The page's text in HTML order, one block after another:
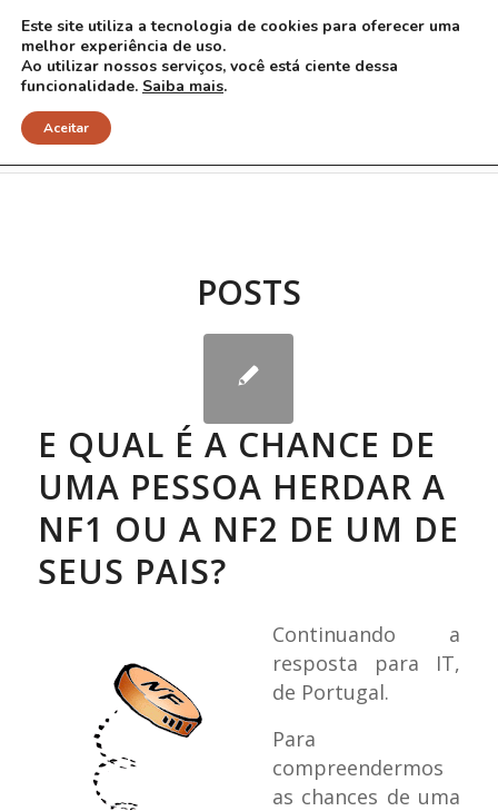
Arquivo para Tag: forma completa
POSTS
E QUAL É A CHANCE DE
UMA PESSOA HERDAR A
NF1 OU A NF2 DE UM DE
SEUS PAIS?
Continuando a
resposta para IT,
de Portugal.
Para
compreendermos
as chances de uma
Este site utiliza a tecnologia de cookies para oferecer uma
melhor experiência de uso.
Ao utilizar nossos serviços, você está ciente dessa
funcionalidade. Saiba mais.
Aceitar